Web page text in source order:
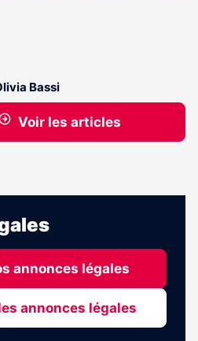
Bassi
Voir les articles
annonces légales
annonces légales